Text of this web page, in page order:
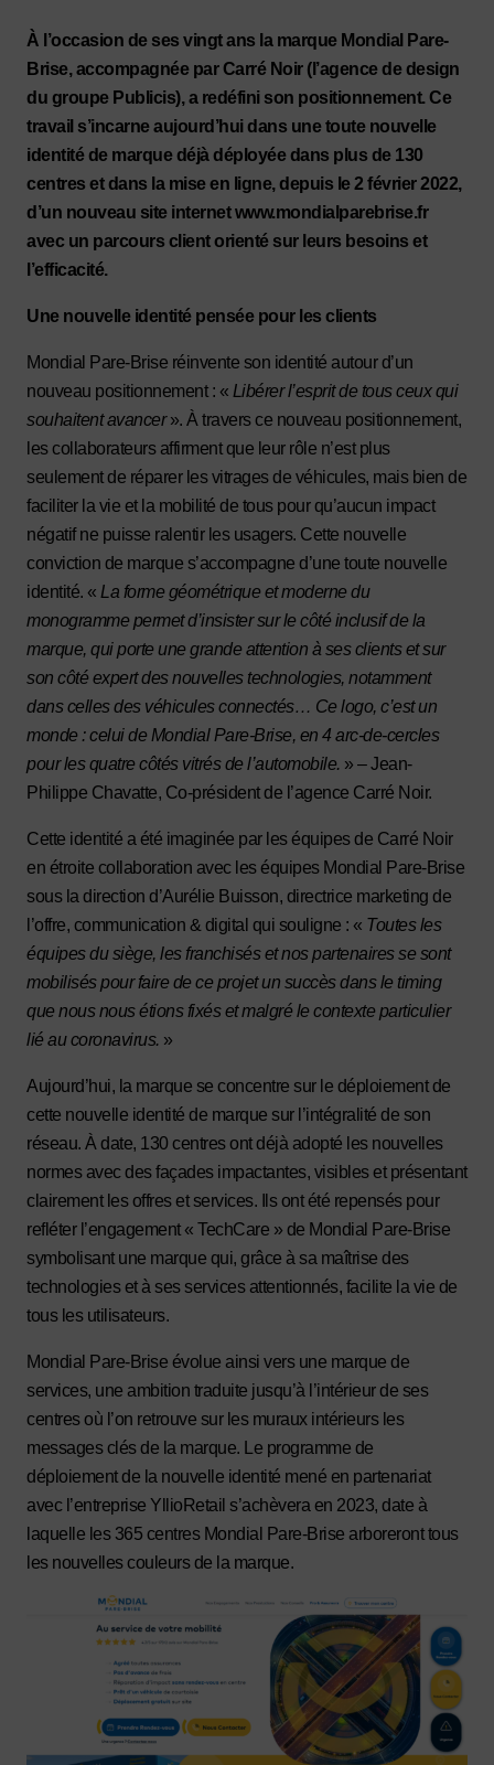
À l’occasion de ses vingt ans la marque Mondial Pare-
Brise, accompagnée par Carré Noir (l’agence de design
du groupe Publicis), a redéfini son positionnement. Ce
travail s’incarne aujourd’hui dans une toute nouvelle
identité de marque déjà déployée dans plus de 130
centres et dans la mise en ligne, depuis le 2 février 2022,
d’un nouveau site internet www.mondialparebrise.fr
avec un parcours client orienté sur leurs besoins et
l’efficacité.
Une nouvelle identité pensée pour les clients
Mondial Pare-Brise réinvente son identité autour d’un
nouveau positionnement : « Libérer l’esprit de tous ceux qui
souhaitent avancer». À travers ce nouveau positionnement,
les collaborateurs affirment que leur rôle n’est plus
seulement de réparer les vitrages de véhicules, mais bien de
faciliter la vie et la mobilité de tous pour qu’aucun impact
négatif ne puisse ralentir les usagers. Cette nouvelle
conviction de marque s’accompagne d’une toute nouvelle
identité. « La forme géométrique et moderne du
monogramme permet d’insister sur le côté inclusif de la
marque, qui porte une grande attention à ses clients et sur
son côté expert des nouvelles technologies, notamment
dans celles des véhicules connectés… Ce logo, c’est un
monde : celui de Mondial Pare-Brise, en 4 arc-de-cercles
pour les quatre côtés vitrés de l’automobile. » – Jean-
Philippe Chavatte, Co-président de l’agence Carré Noir.
Cette identité a été imaginée par les équipes de Carré Noir
en étroite collaboration avec les équipes Mondial Pare-Brise
sous la direction d’Aurélie Buisson, directrice marketing de
l’offre, communication & digital qui souligne : « Toutes les
équipes du siège, les franchisés et nos partenaires se sont
mobilisés pour faire de ce projet un succès dans le timing
que nous nous étions fixés et malgré le contexte particulier
lié au coronavirus. »
Aujourd’hui, la marque se concentre sur le déploiement de
cette nouvelle identité de marque sur l’intégralité de son
réseau. À date, 130 centres ont déjà adopté les nouvelles
normes avec des façades impactantes, visibles et présentant
clairement les offres et services. Ils ont été repensés pour
refléter l’engagement « TechCare » de Mondial Pare-Brise
symbolisant une marque qui, grâce à sa maîtrise des
technologies et à ses services attentionnés, facilite la vie de
tous les utilisateurs.
Mondial Pare-Brise évolue ainsi vers une marque de
services, une ambition traduite jusqu’à l’intérieur de ses
centres où l’on retrouve sur les muraux intérieurs les
messages clés de la marque. Le programme de
déploiement de la nouvelle identité mené en partenariat
avec l’entreprise YllioRetail s’achèvera en 2023, date à
laquelle les 365 centres Mondial Pare-Brise arboreront tous
les nouvelles couleurs de la marque.